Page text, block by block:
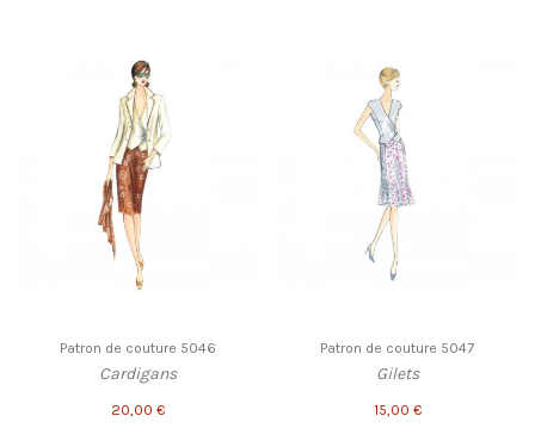
Patron de couture 5046
Cardigans
20,00 €
Patron de couture 5047
Gilets
15,00 €